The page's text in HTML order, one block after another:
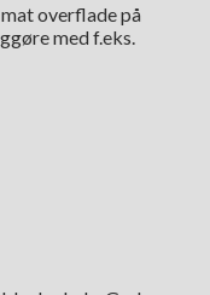
overflade på
med f.eks.